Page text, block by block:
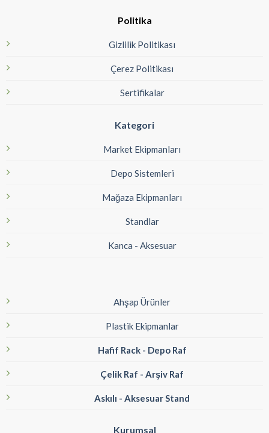
Politika
Gizlilik Politikası
Çerez Politikası
Sertifikalar
Kategori
Market Ekipmanları
Depo Sistemleri
Mağaza Ekipmanları
Standlar
Kanca - Aksesuar
Ahşap Ürünler
Plastik Ekipmanlar
Hafif Rack - Depo Raf
Çelik Raf - Arşiv Raf
Askılı - Aksesuar Stand
Kurumsal